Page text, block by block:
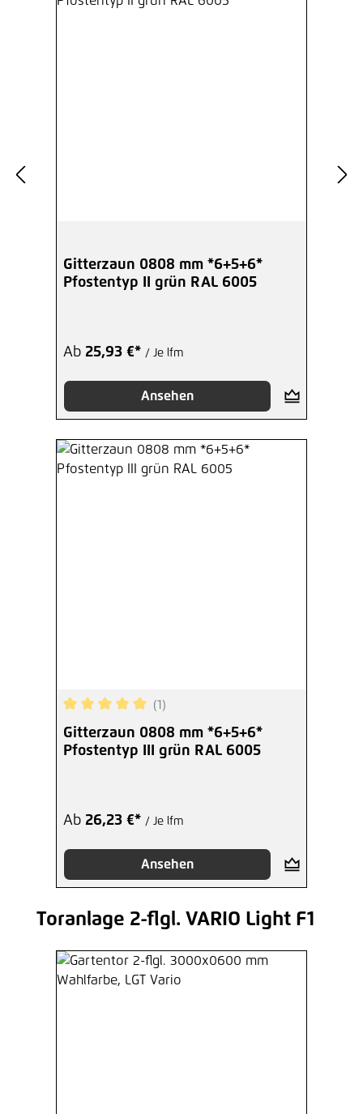
Gitterzaun 0808 mm *6+5+6*
Pfostentyp II grün RAL 6005
Ab 25,93 €* / Je lfm
Ansehen
Durchschnittliche Bewertung von 5 von 5
(1)
Gitterzaun 0808 mm *6+5+6*
Pfostentyp III grün RAL 6005
Ab 26,23 €* / Je lfm
Ansehen
Produktgalerie überspringen
Toranlage 2-flgl. VARIO Light F1